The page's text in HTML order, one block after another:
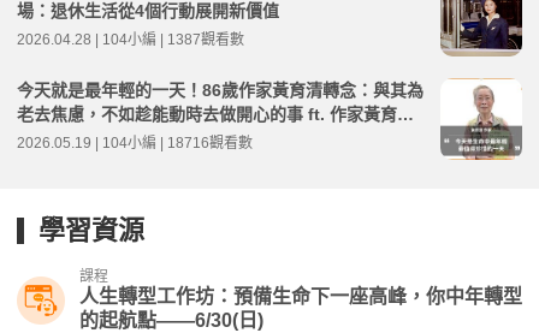
場：退休生活從4個行動展開新價值
2026.04.28 | 104小編 | 1387觀看數
今天就是最年輕的一天！86歲作家黃育清轉念：與其為
老去焦慮，不如趁能動時去做開心的事 ft. 作家黃育清 |
高年級不打烊 x 用 AI 點亮第二人生 EP273
2026.05.19 | 104小編 | 18716觀看數
學習資源
課程
人生轉型工作坊：預備生命下一座高峰，你中年轉型
的起航點——6/30(日)